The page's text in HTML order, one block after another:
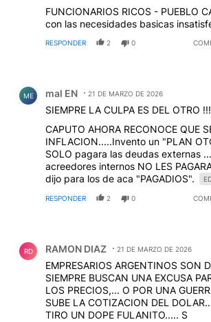
FUNCIONARIOS RICOS - PUEBLO
con las necesidades basicas
RESPONDER 2 0
ME mal EN 21 DE MARZO DE 2026
SIEMPRE LA CULPA ES DEL OTRO
CAPUTO AHORA RECONOCE QUE
INFLACION.....Invento un "PLAN
SOLO pagara las deudas externas
acreedores internos NO LES
dijo para los de aca "PAGADIOS".
RESPONDER 2 0
RD RAMON DIAZ 21 DE MARZO DE 2026
EMPRESARIOS ARGENTINOS SON
SIEMPRE BUSCAN UNA EXCUSA
LOS PRECIOS,... O POR UNA
SUBE LA COTIZACION DEL
TIRO UN DOPE FULANITO..... S